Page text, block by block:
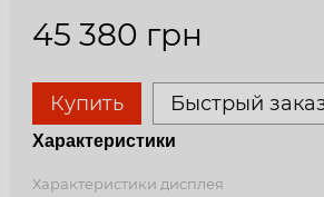
45 380 грн
Купить Быстрый
Характеристики
Характеристики дисплея